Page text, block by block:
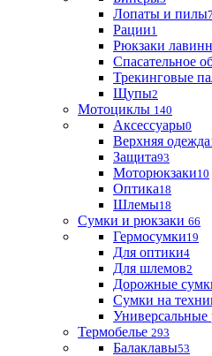
Лопаты и пилы7
Рации1
Рюкзаки
Спасательное
Трекинговые
Щупы2
Мотоциклы 140
Аксессуары0
Верхняя одежда
Защита93
Моторюкзаки10
Оптика18
Шлемы18
Сумки и рюкзаки 66
Гермосумки19
Для оптики4
Для шлемов2
Дорожные
Сумки на
Универсальные
Термобелье 293
Балаклавы53